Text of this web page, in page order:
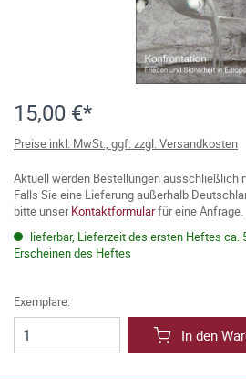
15,00 €*
Preise inkl. MwSt., ggf. zzgl. Versandkosten
Aktuell werden Bestellungen ausschließlich
Falls Sie eine Lieferung außerhalb
bitte unserKontaktformularfür eine Anfrage.
lieferbar, Lieferzeit des ersten Heftes ca.
Erscheinen des Heftes
Exemplare:
In den